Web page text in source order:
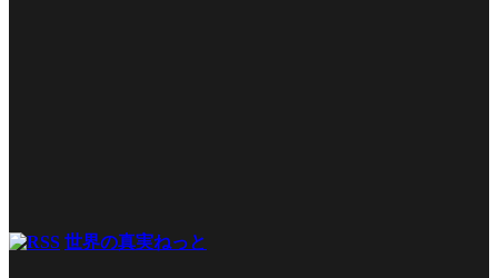
世界の真実ねっと